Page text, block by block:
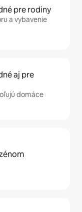
pre rodiny
a vybavenie
aj pre
domáce